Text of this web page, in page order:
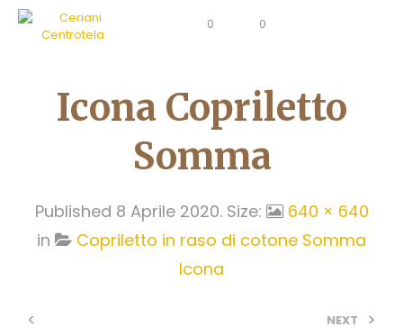
0 0
Icona Copriletto
Somma
Published 8 Aprile 2020. Size:
640 × 640
in
Copriletto in raso di cotone Somma
Icona
< NEXT >